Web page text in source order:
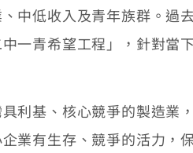
低收入及青年族群。過
一青希望工程」，針對當
基、核心競爭的製造業
業有生存、競爭的活力，